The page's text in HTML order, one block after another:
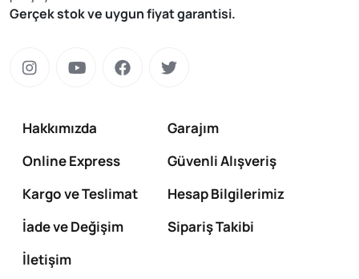
Gerçek stok ve uygun fiyat garantisi.
Hakkımızda
Garajım
Online Express
Güvenli Alışveriş
Kargo ve Teslimat
Hesap Bilgilerimiz
İade ve Değişim
Sipariş Takibi
İletişim